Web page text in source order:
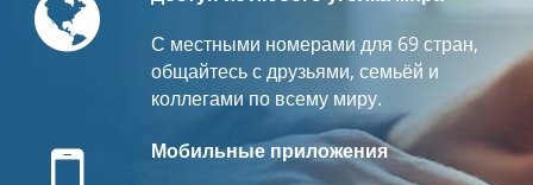
С местными номерами для 69 стран,
общайтесь с друзьями, семьёй и
коллегами по всему миру.
Mobile
Мобильные приложения